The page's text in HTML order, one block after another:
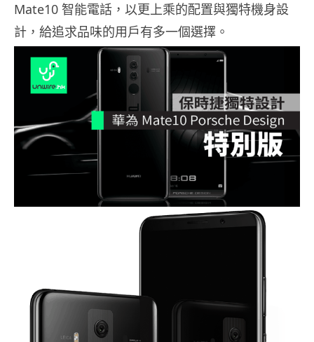
Mate10 智能電話，以更上乘的配置與獨特機身設
計，給追求品味的用戶有多一個選擇。